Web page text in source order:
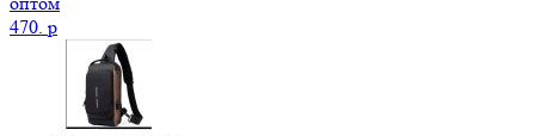
470. p